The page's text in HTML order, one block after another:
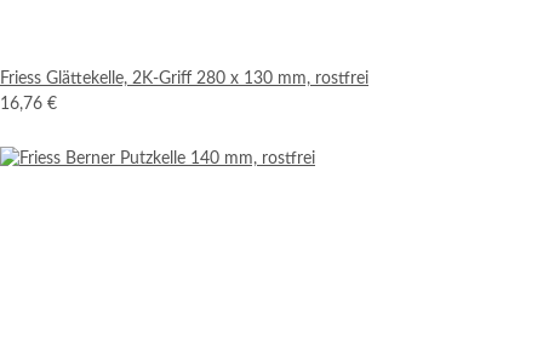
Friess Glättekelle, 2K-Griff 280 x 130 mm, rostfrei
16,76 €